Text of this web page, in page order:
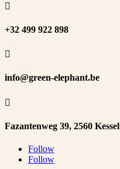

+32 499 922 898

info@green-elephant.be

Fazantenweg 39, 2560 Kessel
Follow
Follow